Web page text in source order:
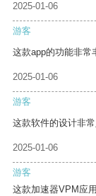
2025-01-06
游客
这款app的功能非常
2025-01-06
游客
这款软件的设计非
2025-01-06
游客
这款加速器VPM应